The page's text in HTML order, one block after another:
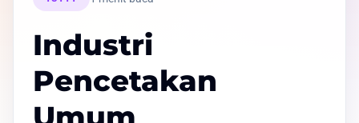
Industri
Pencetakan